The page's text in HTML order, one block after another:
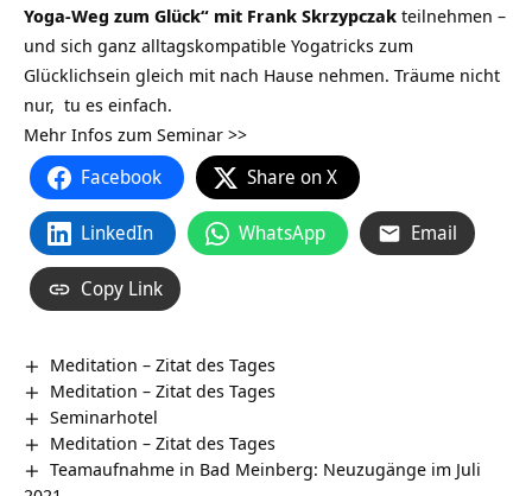
Yoga-Weg zum Glück“ mit Frank Skrzypczak teilnehmen –
und sich ganz alltagskompatible Yogatricks zum
Glücklichsein gleich mit nach Hause nehmen. Träume nicht
nur, tu es einfach.
Mehr Infos zum Seminar >>
Facebook Share on X
LinkedIn WhatsApp Email
Copy Link
Meditation – Zitat des Tages
Meditation – Zitat des Tages
Seminarhotel
Meditation – Zitat des Tages
Teamaufnahme in Bad Meinberg: Neuzugänge im Juli